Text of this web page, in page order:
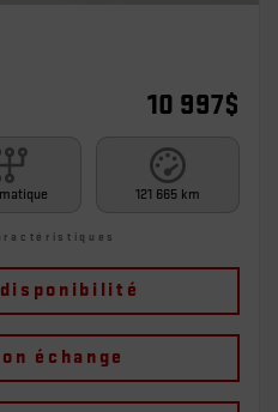
10 997$
121 665 km
échange